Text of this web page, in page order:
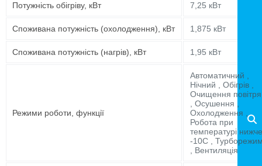
Потужність обігріву, кВт 7,25 кВт
Споживана потужність (охолодження), кВт 1,875 кВт
Споживана потужність (нагрів), кВт 1,95 кВт
Режими роботи, функції
Автоматичний ,
Нічний , Обігрів ,
Очищення повітря
, Осушення ,
Охолодження ,
Робота при
температурі нижче
-10C ,
, Вентиляція